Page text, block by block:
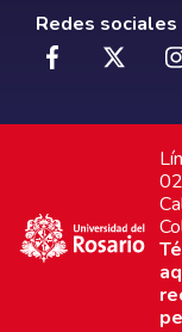
Redes sociales